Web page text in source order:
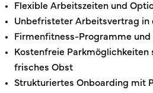
Flexible Arbeitszeiten und
Unbefristeter Arbeitsvertrag in
Firmenfitness-Programme und
Kostenfreie Parkmöglichkeiten
frisches Obst
Strukturiertes Onboarding mit